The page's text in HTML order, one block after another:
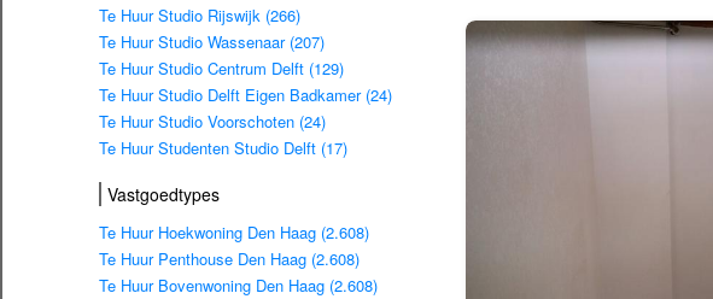
Te Huur Studio Rijswijk (266)
Te Huur Studio Wassenaar (207)
Te Huur Studio Centrum Delft (129)
Te Huur Studio Delft Eigen Badkamer (24)
Te Huur Studio Voorschoten (24)
Te Huur Studenten Studio Delft (17)
Vastgoedtypes
Te Huur Hoekwoning Den Haag (2.608)
Te Huur Penthouse Den Haag (2.608)
Te Huur Bovenwoning Den Haag (2.608)